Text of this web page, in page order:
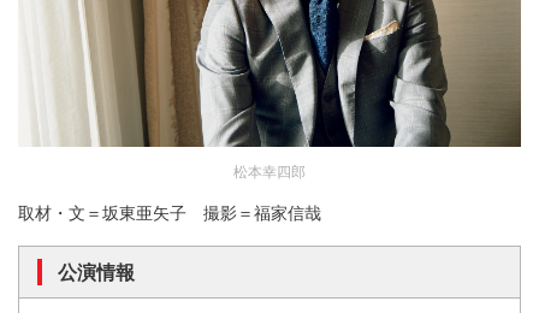
松本幸四郎
取材・文＝坂東亜矢子 撮影＝福家信哉
公演情報